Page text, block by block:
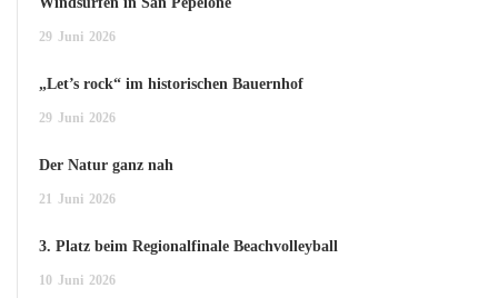
29 Juni 2026
„Let’s rock“ im historischen Bauernhof
29 Juni 2026
Der Natur ganz nah
21 Juni 2026
3. Platz beim Regionalfinale Beachvolleyball
10 Juni 2026